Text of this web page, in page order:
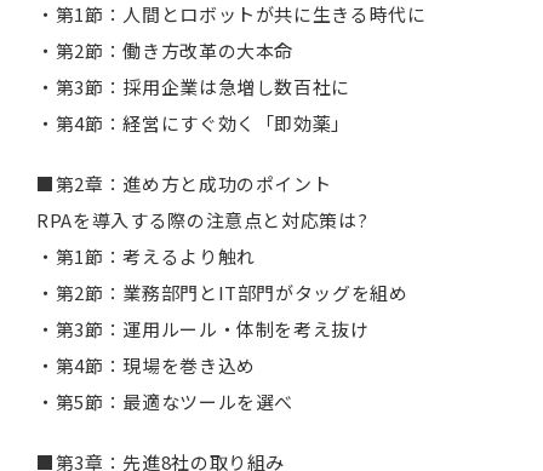
・第1節：人間とロボットが共に生きる時代に
・第2節：働き方改革の大本命
・第3節：採用企業は急増し数百社に
・第4節：経営にすぐ効く「即効薬」
■第2章：進め方と成功のポイント
RPAを導入する際の注意点と対応策は?
・第1節：考えるより触れ
・第2節：業務部門とIT部門がタッグを組め
・第3節：運用ルール・体制を考え抜け
・第4節：現場を巻き込め
・第5節：最適なツールを選べ
■第3章：先進8社の取り組み